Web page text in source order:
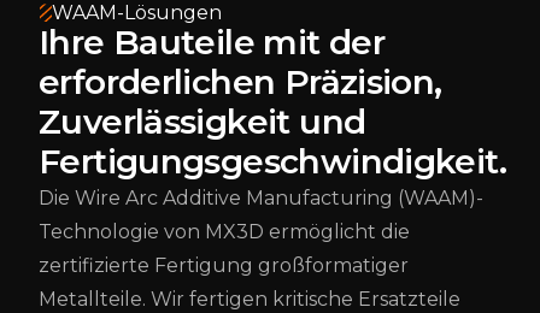
WAAM-Lösungen
Ihre Bauteile mit der
erforderlichen Präzision,
Zuverlässigkeit und
Fertigungsgeschwindigkeit.
Die Wire Arc Additive Manufacturing (WAAM)-
Technologie von MX3D ermöglicht die
zertifizierte Fertigung großformatiger
Metallteile. Wir fertigen kritische Ersatzteile